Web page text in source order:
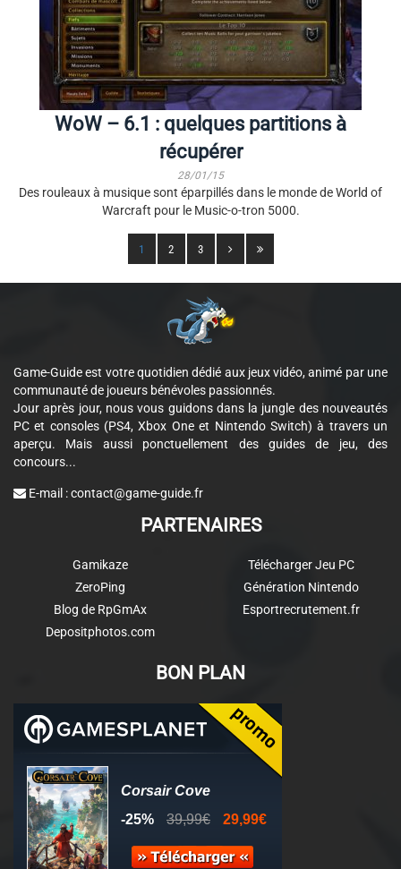
WoW – 6.1 : quelques partitions à
récupérer
28/01/15
Des rouleaux à musique sont éparpillés dans le monde de World of
Warcraft pour le Music-o-tron 5000.
1 2 3
Game-Guide est votre quotidien dédié aux jeux vidéo, animé par une
communauté de joueurs bénévoles passionnés.
Jour après jour, nous vous guidons dans la jungle des nouveautés
PC et consoles (PS4, Xbox One et Nintendo Switch) à travers un
aperçu. Mais aussi ponctuellement des guides de jeu, des
concours...
E-mail :contact@game-guide.fr
PARTENAIRES
Gamikaze
ZeroPing
Blog de RpGmAx
Depositphotos.com
Télécharger Jeu PC
Génération Nintendo
Esportrecrutement.fr
BON PLAN